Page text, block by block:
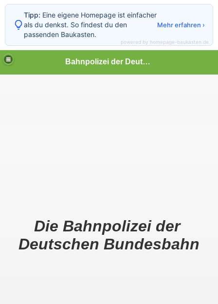
Bahnpolizei der Deutschen Bundesbahn
Die Bahnpolizei der
Deutschen Bundesbahn
Tipp: Eine eigene Homepage ist einfacher
als du denkst. So findest du den
passenden Baukasten.
Mehr erfahren ›
powered by homepage-baukasten.de